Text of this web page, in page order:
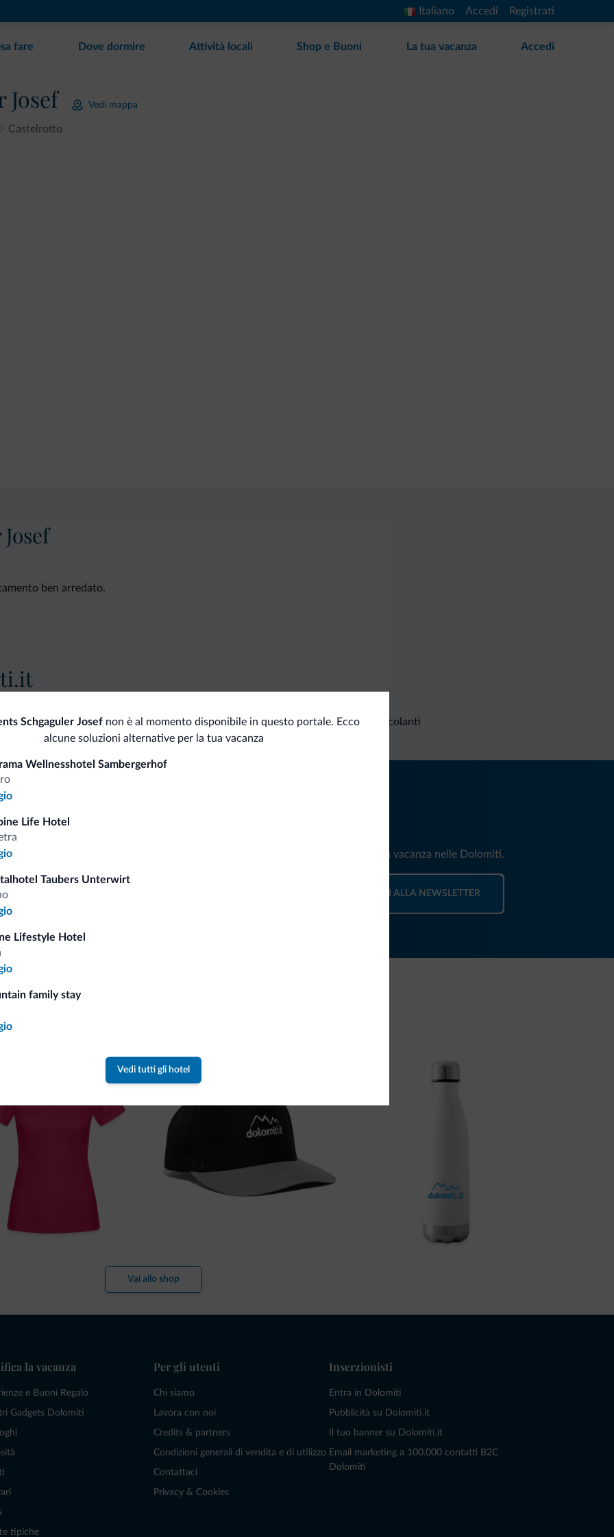
Italiano Accedi Registrati
fare Dove dormire Attività locali Shop e Buoni La tua vacanza Accedi
Josef Vedi mappa
Castelrotto
ben arredato.
Schgaguler Josefnon è al momento disponibile in questo portale. Ecco
alcune soluzioni alternative per la tua vacanza
Wellnesshotel Sambergerhof
Life Hotel
Taubers Unterwirt
Lifestyle Hotel
family stay
Vedi tutti gli hotel
Tariffe vantaggiose Richieste non vincolanti
Riceverai informazioni, offerte esclusive e news per la tua vacanza nelle Dolomiti.
ISCRIVITI ALLA NEWSLETTER
collezione
firmata Dolomiti.it!
Vai allo shop
la vacanza
e Buoni Regalo
Gadgets Dolomiti
tipiche
Per gli utenti
Chi siamo
Lavora con noi
Credits & partners
Condizioni generali di vendita e di utilizzo
Contattaci
Privacy & Cookies
Inserzionisti
Entra in Dolomiti
Pubblicità su Dolomiti.it
Il tuo banner su Dolomiti.it
Email marketing a 100.000 contatti B2C
Dolomiti